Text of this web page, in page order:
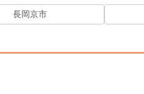
長岡京市